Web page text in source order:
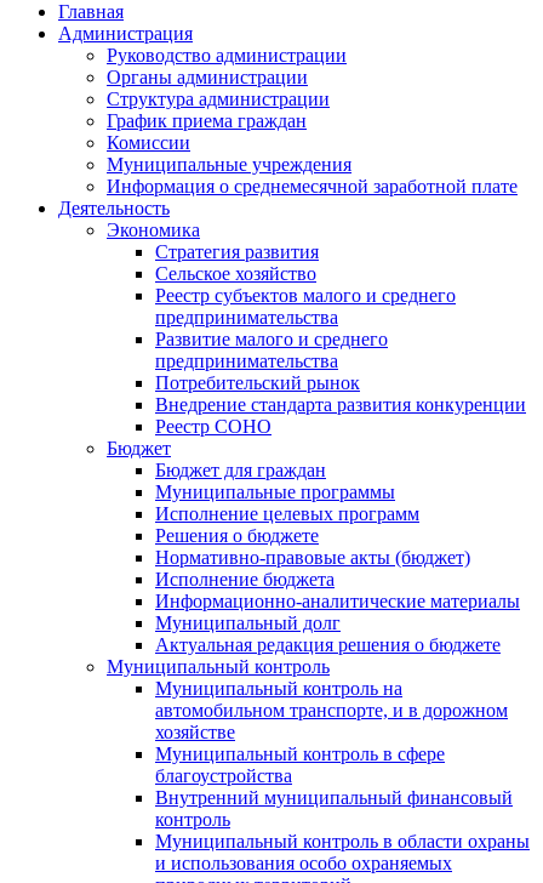
Главная
Администрация
Руководство администрации
Органы администрации
Структура администрации
График приема граждан
Комиссии
Муниципальные учреждения
Информация о среднемесячной заработной плате
Деятельность
Экономика
Стратегия развития
Сельское хозяйство
Реестр субъектов малого и среднего
предпринимательства
Развитие малого и среднего
предпринимательства
Потребительский рынок
Внедрение стандарта развития конкуренции
Реестр СОНО
Бюджет
Бюджет для граждан
Муниципальные программы
Исполнение целевых программ
Решения о бюджете
Нормативно-правовые акты (бюджет)
Исполнение бюджета
Информационно-аналитические материалы
Муниципальный долг
Актуальная редакция решения о бюджете
Муниципальный контроль
Муниципальный контроль на
автомобильном транспорте, и в дорожном
хозяйстве
Муниципальный контроль в сфере
благоустройства
Внутренний муниципальный финансовый
контроль
Муниципальный контроль в области охраны
и использования особо охраняемых